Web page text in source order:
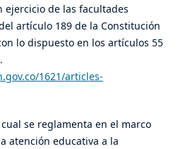
ejercicio de las facultades
artículo 189 de la Constitución
lo dispuesto en los artículos 55
1621/articles-
cual se reglamenta en el marco
atención educativa a la